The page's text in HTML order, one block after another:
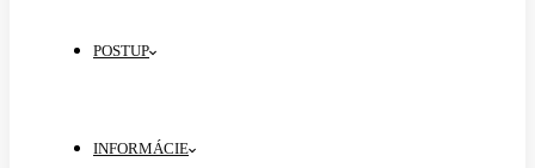
POSTUP
INFORMÁCIE